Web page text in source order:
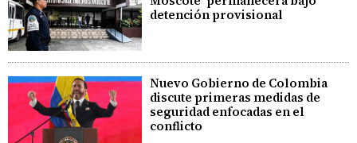
detención provisional
Nuevo Gobierno de Colombia
discute primeras medidas de
seguridad enfocadas en el
conflicto